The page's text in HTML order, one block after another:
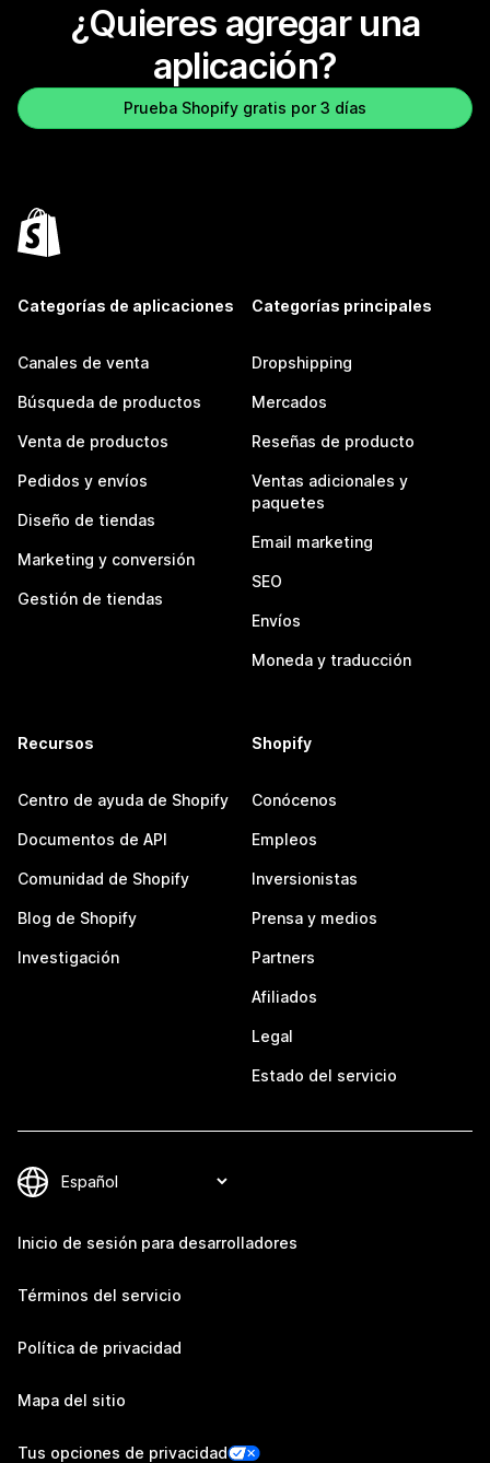
¿Quieres agregar una
aplicación?
Prueba Shopify gratis por 3 días
Categorías de aplicaciones
Canales de venta
Búsqueda de productos
Venta de productos
Pedidos y envíos
Diseño de tiendas
Marketing y conversión
Gestión de tiendas
Categorías principales
Dropshipping
Mercados
Reseñas de producto
Ventas adicionales y
paquetes
Email marketing
SEO
Envíos
Moneda y traducción
Recursos
Centro de ayuda de Shopify
Documentos de API
Comunidad de Shopify
Blog de Shopify
Investigación
Shopify
Conócenos
Empleos
Inversionistas
Prensa y medios
Partners
Afiliados
Legal
Estado del servicio
Inicio de sesión para desarrolladores
Términos del servicio
Política de privacidad
Mapa del sitio
Tus opciones de privacidad